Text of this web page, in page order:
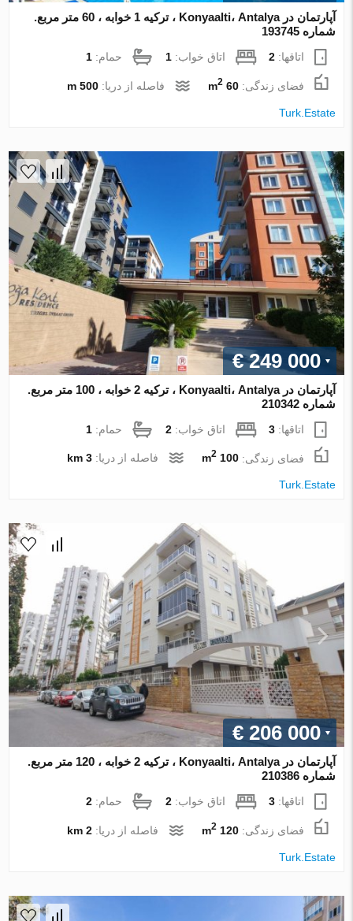
آپارتمان در Konyaalti، Antalya ، ترکیه 1 خوابه ، 60 متر مربع.
شماره 193745
اتاقها:2 اتاق خواب:1 حمام:1
فضای زندگی:60 m
2 فاصله از دریا:500 m
Turk.Estate
€ 249 000
آپارتمان در Konyaalti، Antalya ، ترکیه 2 خوابه ، 100 متر مربع.
شماره 210342
اتاقها:3 اتاق خواب:2 حمام:1
فضای زندگی:100 m
2 فاصله از دریا:3 km
Turk.Estate
€ 206 000
آپارتمان در Konyaalti، Antalya ، ترکیه 2 خوابه ، 120 متر مربع.
شماره 210386
اتاقها:3 اتاق خواب:2 حمام:2
فضای زندگی:120 m
2 فاصله از دریا:2 km
Turk.Estate